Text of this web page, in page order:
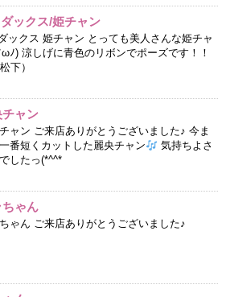
ックス/姫チャン
ックス 姫チャン とっても美人さんな姫チャ
ωﾉ) 涼しげに青色のリボンでポーズです！！
下）
チャン
ャン ご来店ありがとうございました♪ 今ま
番短くカットした麗央チャン
気持ちよさ
したっ(*^^*
ちゃん
ゃん ご来店ありがとうございました♪